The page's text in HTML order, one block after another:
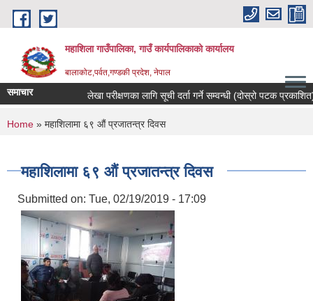
Skip to main content
महाशिला गाउँपालिका, गाउँ कार्यपालिकाको कार्यालय
बालाकोट,पर्वत,गण्डकी प्रदेश, नेपाल
समाचार लेखा परीक्षणका लागि सूची दर्ता गर्ने सम्वन्धी (दोस्रो पटक
You are here
Home » महाशिलामा ६९ औं प्रजातन्त्र दिवस
महाशिलामा ६९ औं प्रजातन्त्र दिवस
Submitted on: Tue, 02/19/2019 - 17:09